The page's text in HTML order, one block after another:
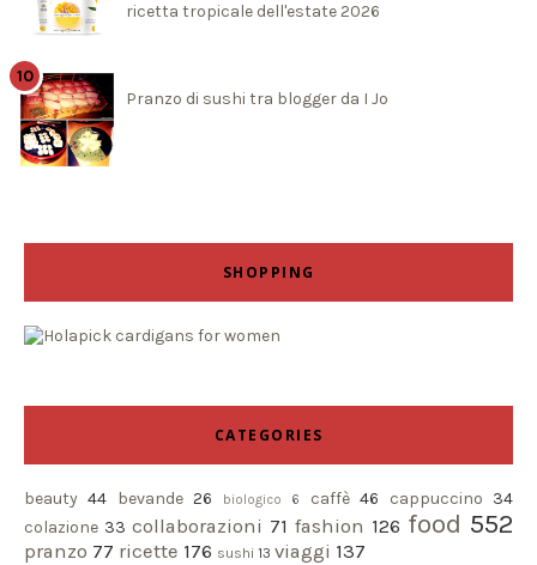
ricetta tropicale dell'estate 2026
Pranzo di sushi tra blogger da I Jo
SHOPPING
CATEGORIES
beauty 44 bevande 26 biologico 6 caffè 46 cappuccino 34
colazione 33 collaborazioni 71 fashion 126 food 552
pranzo 77 ricette 176 sushi 13 viaggi 137